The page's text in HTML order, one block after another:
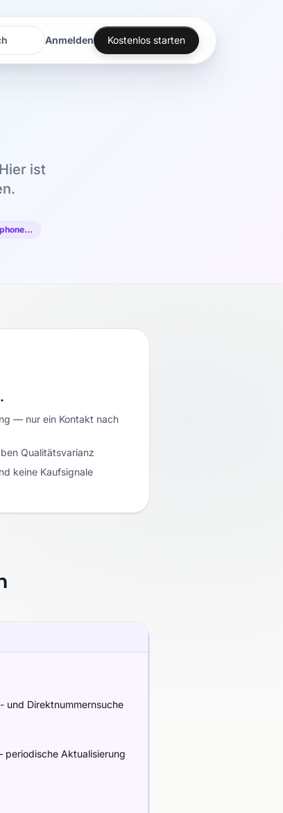
Anmelden Kostenlos starten
ist
— nur ein Kontakt nach
Qualitätsvarianz
keine Kaufsignale
und Direktnummernsuche
Aktualisierung